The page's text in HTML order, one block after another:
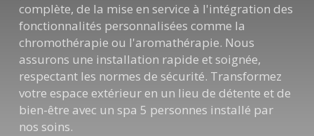
complète, de la mise en service à l'intégration des
fonctionnalités personnalisées comme la
chromothérapie ou l'aromathérapie. Nous
assurons une installation rapide et soignée,
respectant les normes de sécurité. Transformez
votre espace extérieur en un lieu de détente et de
bien-être avec un spa 5 personnes installé par
nos soins.